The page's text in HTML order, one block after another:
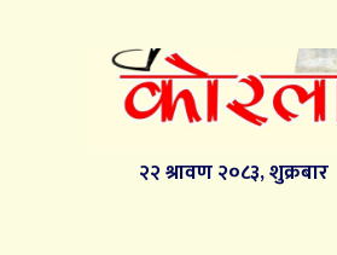
२२ श्रावण २०८३, शुक्रबार